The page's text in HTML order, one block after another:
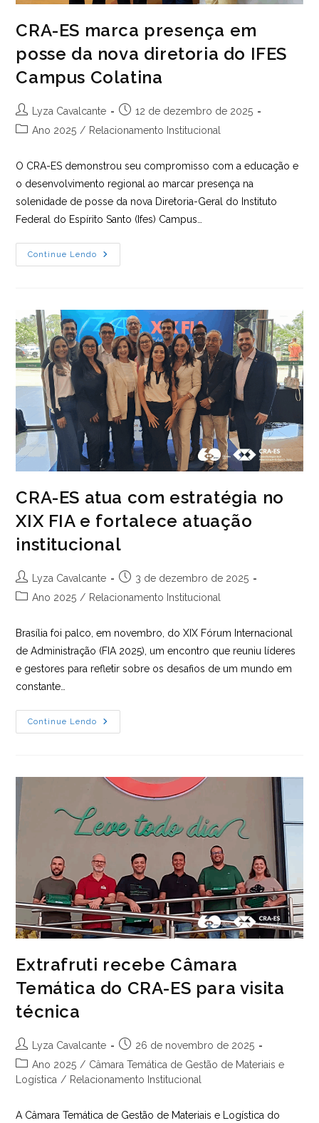
CRA-ES marca presença em
posse da nova diretoria do IFES
Campus Colatina
Autor
do
Lyza Cavalcante
Post
publicado:
12 de dezembro de 2025
Categoria
Ano 2025 / Relacionamento Institucional
O CRA-ES demonstrou seu compromisso com a educação e
o desenvolvimento regional ao marcar presença na
solenidade de posse da nova Diretoria-Geral do Instituto
Federal do Espírito Santo (Ifes) Campus…
Continue Lendo
CRA-
ES
Nova
Diretoria
Do
IFES
Campus
Colatina
CRA-ES atua com estratégia no
XIX FIA e fortalece atuação
institucional
Autor
do
Lyza Cavalcante
Post
publicado:
3 de dezembro de 2025
Categoria
Ano 2025 / Relacionamento Institucional
Brasília foi palco, em novembro, do XIX Fórum Internacional
de Administração (FIA 2025), um encontro que reuniu líderes
e gestores para refletir sobre os desafios de um mundo em
constante…
Continue Lendo
CRA-
ES
XIX
Fortalece
Atuação
Institucional
Extrafruti recebe Câmara
Temática do CRA-ES para visita
técnica
Autor
do
post:
Lyza Cavalcante
Post
publicado:
26 de novembro de 2025
Categoria
do
Ano 2025 / Câmara Temática de Gestão de Materiais e
Logística / Relacionamento Institucional
A Câmara Temática de Gestão de Materiais e Logística do